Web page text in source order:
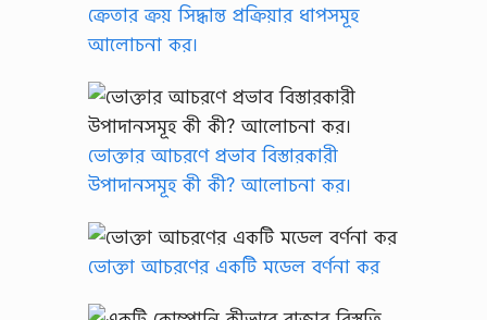
ক্রেতার ক্রয় সিদ্ধান্ত প্রক্রিয়ার ধাপসমূহ
আলোচনা কর।
ভোক্তার আচরণে প্রভাব বিস্তারকারী
উপাদানসমূহ কী কী? আলোচনা কর।
ভোক্তা আচরণের একটি মডেল বর্ণনা কর